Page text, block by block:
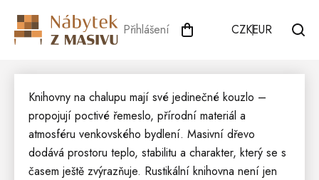
obsah
Přihlášení CZKEUR
Knihovny na chalupu mají své jedinečné kouzlo –
propojují poctivé řemeslo, přírodní materiál a
atmosféru venkovského bydlení. Masivní dřevo
dodává prostoru teplo, stabilitu a charakter, který se s
časem ještě zvýrazňuje. Rustikální knihovna není jen